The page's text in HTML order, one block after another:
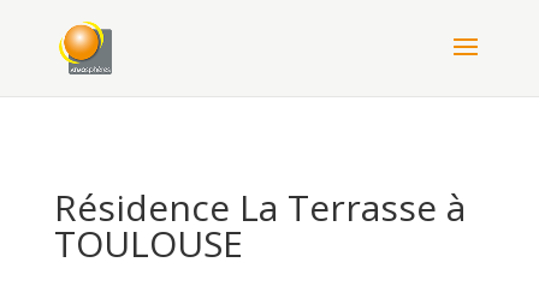
Résidence La Terrasse à
TOULOUSE